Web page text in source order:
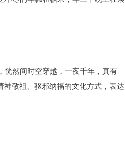
然间时空穿越，一夜千年，真有
敬祖、驱邪纳福的文化方式，表达